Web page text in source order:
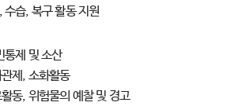
수습, 복구 활동 지원
통제 및 소산
제, 소화활동
동, 위험물의 예찰 및 경고